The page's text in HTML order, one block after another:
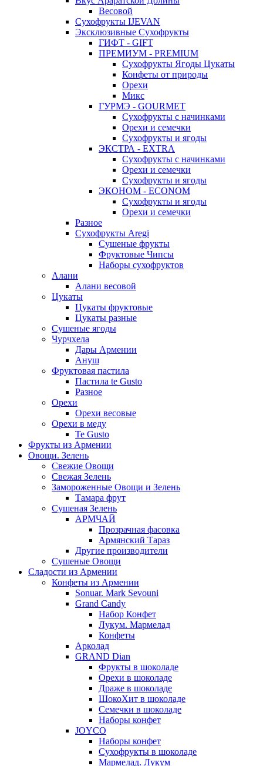
Весовой
Сухофрукты IJEVAN
Эксклюзивные Сухофрукты
ГИФТ - GIFT
ПРЕМИУМ - PREMIUM
Сухофрукты Ягоды Цукаты
Конфеты от природы
Орехи
Микс
ГУРМЭ - GOURMET
Сухофрукты с начинками
Орехи и семечки
Сухофрукты и ягоды
ЭКСТРА - EXTRA
Сухофрукты с начинками
Орехи и семечки
Сухофрукты и ягоды
ЭКОНОМ - ECONOM
Сухофрукты и ягоды
Орехи и семечки
Разное
Сухофрукты Aregi
Сушеные фрукты
Фруктовые Чипсы
Наборы сухофруктов
Алани
Алани весовой
Цукаты
Цукаты фруктовые
Цукаты разные
Сушеные ягоды
Чурчхела
Дары Армении
Ануш
Фруктовая пастила
Пастила te Gusto
Разное
Орехи
Орехи весовые
Орехи в меду
Te Gusto
Фрукты из Армении
Овощи. Зелень
Свежие Овощи
Свежая Зелень
Замороженные Овощи и Зелень
Тамара фрут
Сушеная Зелень
АРМЧАЙ
Прозрачная фасовка
Армянский Тараз
Другие производители
Сушеные Овощи
Сладости из Армении
Конфеты из Армении
Sonuar. Mark Sevouni
Grand Candy
Набор Конфет
Лукум. Мармелад
Конфеты
Арколад
GRAND Dian
Фрукты в шоколаде
Орехи в шоколаде
Драже в шоколаде
ШокоХит в шоколаде
Семечки в шоколаде
Наборы конфет
JOYCO
Наборы конфет
Сухофрукты в шоколаде
Мармелад. Лукум